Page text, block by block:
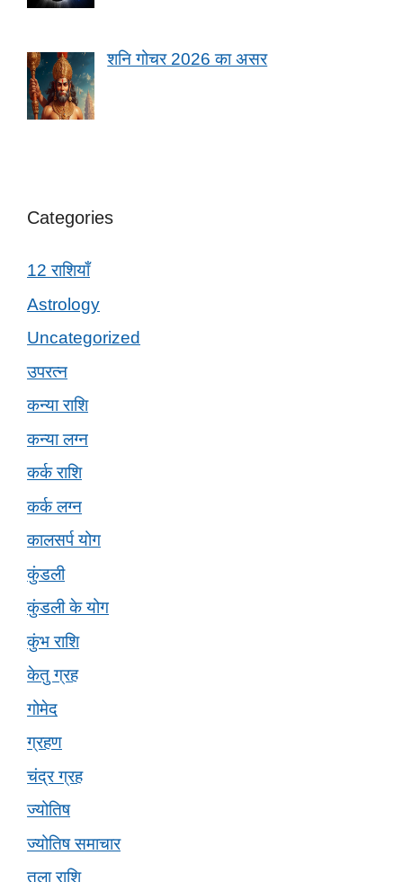
शनि गोचर 2026 का असर
Categories
12 राशियाँ
Astrology
Uncategorized
उपरत्न
कन्या राशि
कन्या लग्न
कर्क राशि
कर्क लग्न
कालसर्प योग
कुंडली
कुंडली के योग
कुंभ राशि
केतु ग्रह
गोमेद
ग्रहण
चंद्र ग्रह
ज्योतिष
ज्योतिष समाचार
तुला राशि